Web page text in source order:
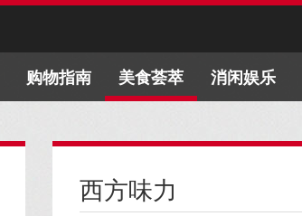
购物指南 美食荟萃 消闲娱乐
西方味力